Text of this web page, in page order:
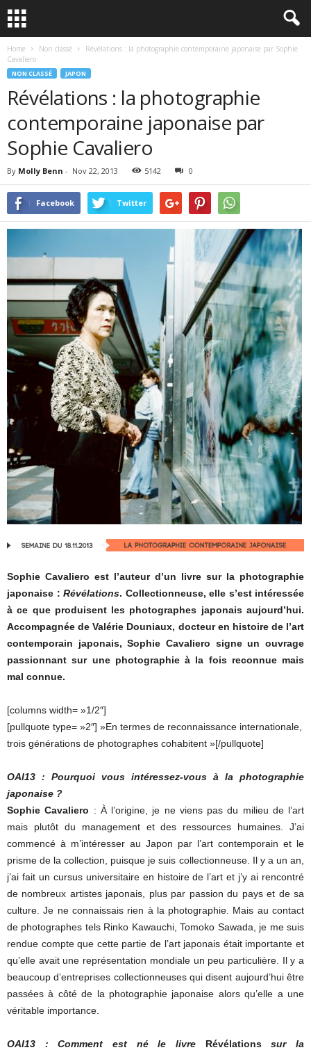
Home Non classé
Révélations : la photographie contemporaine japonaise par Sophie
Cavaliero
NON CLASSÉ JAPON
Révélations : la photographie
contemporaine japonaise par
Sophie Cavaliero
By Molly Benn - Nov 22, 2013 5142 0
Facebook Twitter
Sophie Cavaliero est l’auteur d’un livre sur la photographie
japonaise : Révélations. Collectionneuse, elle s’est intéressée
à ce que produisent les photographes japonais aujourd’hui.
Accompagnée de Valérie Douniaux, docteur en histoire de l’art
contemporain japonais, Sophie Cavaliero signe un ouvrage
passionnant sur une photographie à la fois reconnue mais
mal connue.
[columns width= »1/2″]
[pullquote type= »2″] »En termes de reconnaissance internationale,
trois générations de photographes cohabitent »[/pullquote]
OAI13 : Pourquoi vous intéressez-vous à la photographie
japonaise ?
Sophie Cavaliero : À l’origine, je ne viens pas du milieu de l’art
mais plutôt du management et des ressources humaines. J’ai
commencé à m’intéresser au Japon par l’art contemporain et le
prisme de la collection, puisque je suis collectionneuse. Il y a un an,
j’ai fait un cursus universitaire en histoire de l’art et j’y ai rencontré
de nombreux artistes japonais, plus par passion du pays et de sa
culture. Je ne connaissais rien à la photographie. Mais au contact
de photographes tels Rinko Kawauchi, Tomoko Sawada, je me suis
rendue compte que cette partie de l’art japonais était importante et
qu’elle avait une représentation mondiale un peu particulière. Il y a
beaucoup d’entreprises collectionneuses qui disent aujourd’hui être
passées à côté de la photographie japonaise alors qu’elle a une
véritable importance.
OAI13 : Comment est né le livre Révélationssur la